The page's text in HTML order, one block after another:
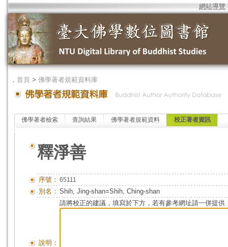
網站導覽
． 首頁 > 佛學著者規範資料庫
佛學著者檢索 查詢結果 佛學著者規範資料 校正著者資訊
釋淨善
序號： 65111
別名： Shih, Jing-shan=Shih, Ching-shan
說明：
請將校正的建議，填寫於下方，若有參考網址請一併提供